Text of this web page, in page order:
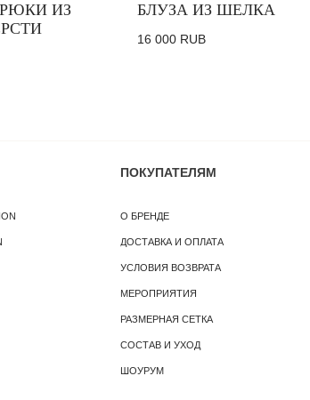
ИЗ
БЛУЗА ИЗ ШЕЛКА
16 000 RUB
СОСТАВ И УХОД
ШОУРУМ
РАЗМЕРНАЯ СЕТКА
МЕРОПРИЯТИЯ
УСЛОВИЯ ВОЗВРАТА
ДОСТАВКА И ОПЛАТА
О БРЕНДЕ
ПОКУПАТЕЛЯМ